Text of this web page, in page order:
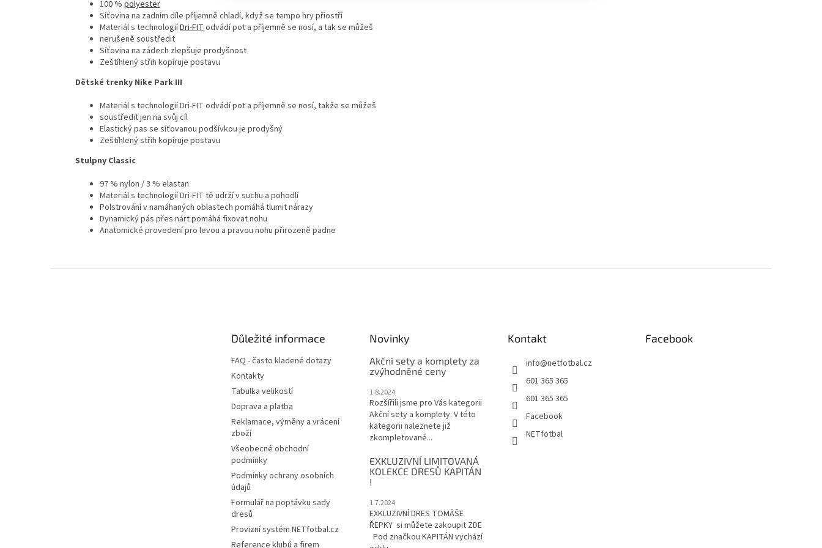
100 % polyester
Síťovina na zadním díle příjemně chladí, když se tempo hry přiostří
Materiál s technologiíDri-FITodvádí pot a příjemně se nosí, a tak se můžeš
nerušeně soustředit
Síťovina na zádech zlepšuje prodyšnost
Zeštíhlený střih kopíruje postavu
Dětské trenky Nike Park III
Materiál s technologií Dri-FIT odvádí pot a příjemně se nosí, takže se můžeš
soustředit jen na svůj cíl
Elastický pas se síťovanou podšívkou je prodyšný
Zeštíhlený střih kopíruje postavu
Stulpny Classic
97 % nylon / 3 % elastan
Materiál s technologií Dri-FIT tě udrží v suchu a pohodlí
Polstrování v namáhaných oblastech pomáhá tlumit nárazy
Dynamický pás přes nárt pomáhá fixovat nohu
Anatomické provedení pro levou a pravou nohu přirozeně padne
Důležité informace
FAQ - často kladené dotazy
Kontakty
Tabulka velikostí
Doprava a platba
Reklamace, výměny a vrácení
zboží
Všeobecné obchodní
podmínky
Podmínky ochrany osobních
údajů
Formulář na poptávku sady
dresů
Provizní systém NETfotbal.cz
Reference klubů a firem
Novinky
Akční sety a komplety za
zvýhodněné ceny
1.8.2024
Rozšířili jsme pro Vás kategorii
Akční sety a komplety. V této
kategorii naleznete již
zkompletované...
EXKLUZIVNÍ LIMITOVANÁ
KOLEKCE DRESŮ KAPITÁN
!
1.7.2024
EXKLUZIVNÍ DRES TOMÁŠE
ŘEPKY si můžete zakoupit ZDE
Pod značkou KAPITÁN vychází
Kontakt
info@netfotbal.cz
601 365 365
601 365 365
Facebook
NETfotbal
Facebook